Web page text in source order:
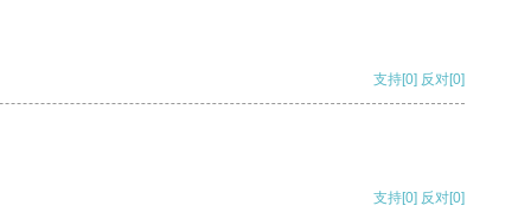
支持[0] 反对[0]
支持[0] 反对[0]